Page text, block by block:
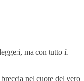
ma con tutto il
nel cuore del vero